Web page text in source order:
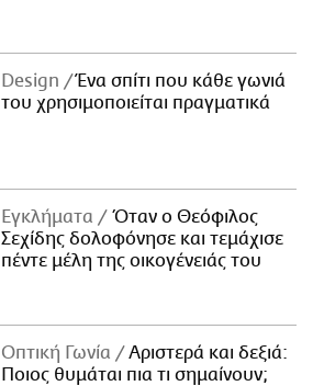
Design
Ένα σπίτι που κάθε γωνιά
του χρησιμοποιείται πραγματικά
Εγκλήματα
Όταν ο Θεόφιλος
Σεχίδης δολοφόνησε και τεμάχισε
πέντε μέλη της οικογένειάς του
Οπτική Γωνία
Αριστερά και δεξιά:
Ποιος θυμάται πια τι σημαίνουν;